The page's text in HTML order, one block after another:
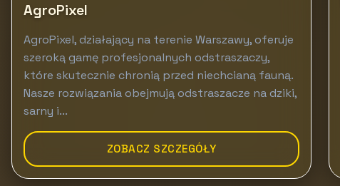
AgroPixel
AgroPixel, działający na terenie Warszawy, oferuje
szeroką gamę profesjonalnych odstraszaczy,
które skutecznie chronią przed niechcianą fauną.
Nasze rozwiązania obejmują odstraszacze na dziki,
sarny i...
ZOBACZ SZCZEGÓŁY